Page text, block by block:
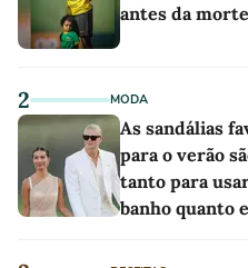
antes da
2 MODA
As sandálias
para o verão
tanto para
banho quanto